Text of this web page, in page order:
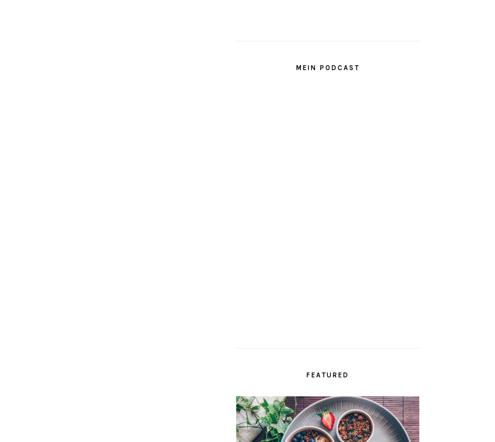
MEIN PODCAST
FEATURED